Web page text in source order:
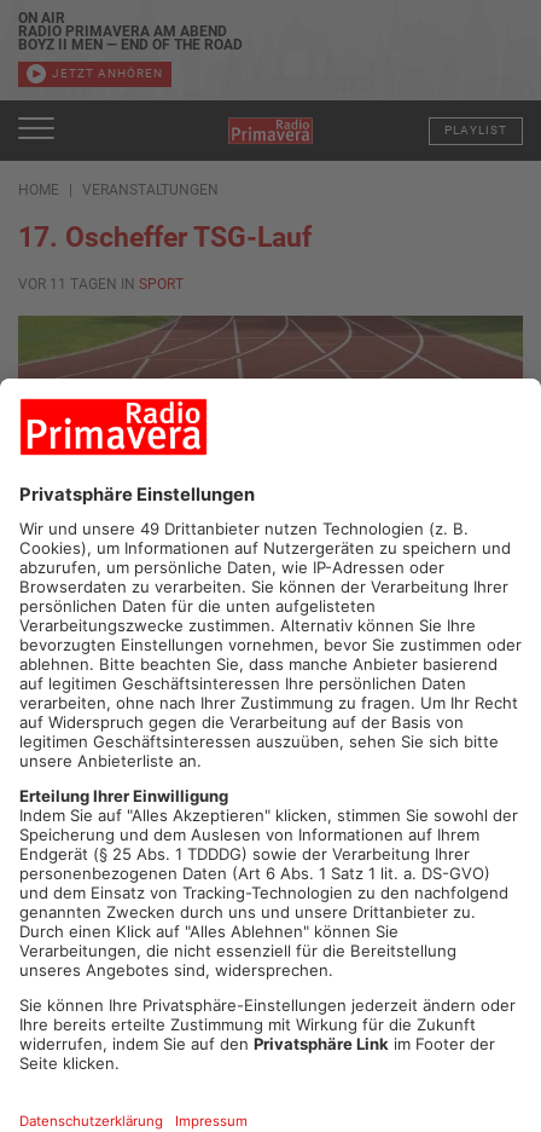
ON AIR
RADIO PRIMAVERA AM ABEND
BOYZ II MEN — END OF THE ROAD
JETZT ANHÖREN
PLAYLIST
HOME VERANSTALTUNGEN
17. Oscheffer TSG-Lauf
VOR 11 TAGEN IN SPORT
Lauf durch den Ortskern in Mainschaff: Schüler- und
Kindergarten-Läufe, 5km, 10km, Staffel, großes Kuchenbuffet,
Essen und Trinken, tolle Unterhaltung
Datum und Uhrzeit
Mo. 27. Juli 2026, 09:00 Uhr - Mo. 27. Juli 2026, 23:00 Uhr
ICAL GOOGLE YAHOO
Standort
Maintalhalle Mainaschaff